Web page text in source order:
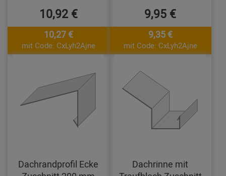
10,92 €
10,27 €
mit Code: CxLyh2Ajne
9,95 €
9,35 €
mit Code: CxLyh2Ajne
Dachrandprofil Ecke
Dachrinne mit